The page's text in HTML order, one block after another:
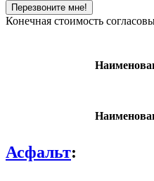
Перезвоните мне!
Конечная стоимость
Асфальт: